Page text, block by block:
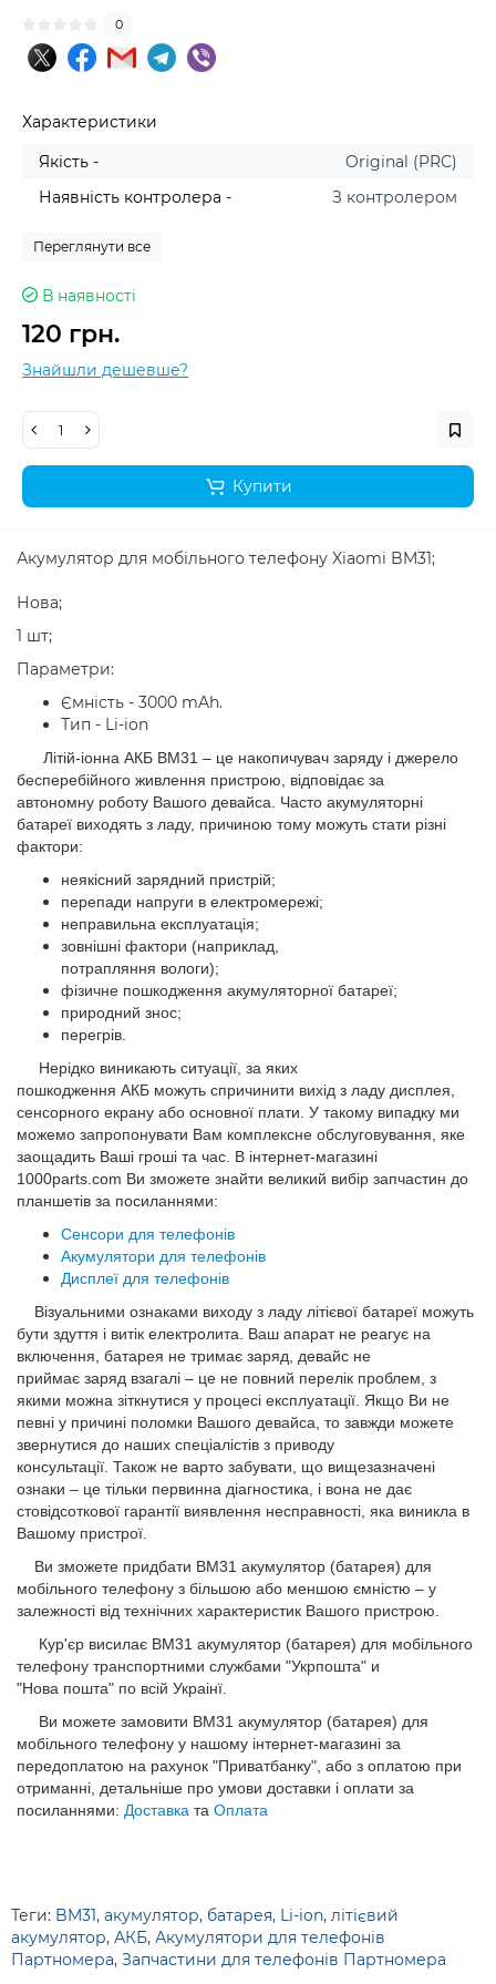
0
Характеристики
Якість -
Original (PRC)
Наявність контролера -
З контролером
Переглянути все
В наявності
120 грн.
Знайшли дешевше?
Купити
Акумулятор для мобільного телефону Xiaomi BM31;
Нова;
1 шт;
Параметри:
Ємність - 3000 mAh.
Тип - Li-ion
Літій-іонна АКБ BM31 – це накопичувач заряду і джерело
бесперебійного живлення пристрою, відповідає за
автономну роботу Вашого девайса. Часто акумуляторні
батареї виходять з ладу, причиною тому можуть стати різні
фактори:
неякісний зарядний пристрій;
перепади напруги в електромережі;
неправильна експлуатація;
зовнішні фактори (наприклад,
потрапляння вологи);
фізичне пошкодження акумуляторної батареї;
природний знос;
перегрів.
Нерідко виникають ситуації, за яких
пошкодження АКБ можуть спричинити вихід з ладу дисплея,
сенсорного екрану або основної плати. У такому випадку ми
можемо запропонувати Вам комплексне обслуговування, яке
заощадить Ваші гроші та час. В інтернет-магазині
1000parts.com Ви зможете знайти великий вибір запчастин до
планшетів за посиланнями:
Сенсори для телефонів
Акумулятори для телефонів
Дисплеї для телефонів
Візуальними ознаками виходу з ладу літієвої батареї можуть
бути здуття і витік електролита. Ваш апарат не реагує на
включення, батарея не тримає заряд, девайс не
приймає заряд взагалі – це не повний перелік проблем, з
якими можна зіткнутися у процесі експлуатації. Якщо Ви не
певні у причині поломки Вашого девайса, то завжди можете
звернутися до наших спеціалістів з приводу
консультації. Також не варто забувати, що вищезазначені
ознаки – це тільки первинна діагностика, і вона не дає
стовідсоткової гарантії виявлення несправності, яка виникла в
Вашому пристрої.
Ви зможете придбати BM31 акумулятор (батарея) для
мобільного телефону з більшою або меншою ємністю – у
залежності від технічних характеристик Вашого пристрою.
Кур'єр висилає BM31 акумулятор (батарея) для мобільного
телефону транспортними службами "Укрпошта" и
"Нова пошта" по всій Украінї.
Ви можете замовити BM31 акумулятор (батарея) для
мобільного телефону у нашому інтернет-магазині за
передоплатою на рахунок "Приватбанку", або з оплатою при
отриманні, детальніше про умови доставки і оплати за
посиланнями: Доставка та Оплата
Теги: BM31, акумулятор, батарея, Li-ion, літієвий
акумулятор, АКБ, Акумулятори для телефонів
Партномера, Запчастини для телефонів Партномера